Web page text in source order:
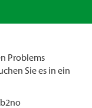
Problems
Sie es in ein